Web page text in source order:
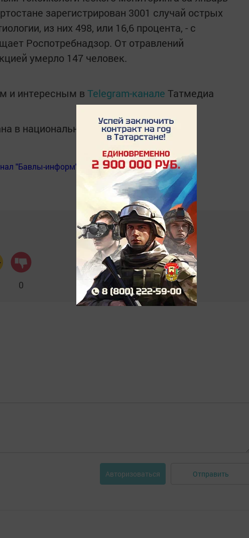
зарегистрирован 3001 случай острых
из них 498, или 16,6 процента, - с
Роспотребнадзор. От отравлений
умерло 147 человек.
и интересным в Telegram-канале Татмедиа
в национальном мессенджере MАХ:
"Бавлы-информ"
0
Авторизоваться Отправить